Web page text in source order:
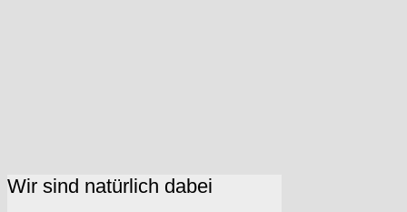
Wir sind natürlich dabei